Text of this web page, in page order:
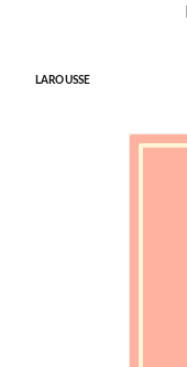
LAROUSSE